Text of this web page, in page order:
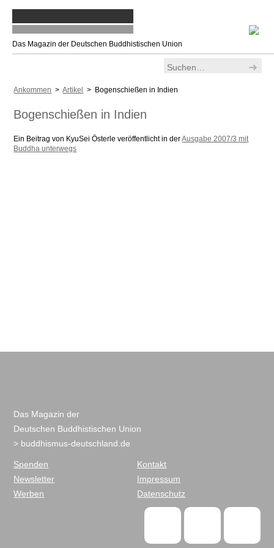
Das Magazin der Deutschen Buddhistischen Union
Ankommen >Artikel > Bogenschießen in Indien
Bogenschießen in Indien
Ein Beitrag von KyuSei Österle veröffentlicht in derAusgabe 2007/3 mit
Buddha unterwegs
Das Magazin der
Deutschen Buddhistischen Union
> buddhismus-deutschland.de
Spenden
Newsletter
Werben
Kontakt
Impressum
Datenschutz